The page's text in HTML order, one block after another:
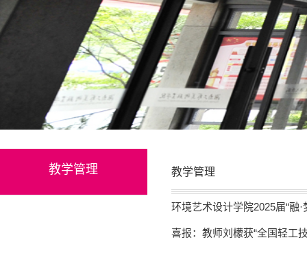
教学管理 教学管理
环境艺术设计学院2025届“融
喜报：教师刘檬获“全国轻工